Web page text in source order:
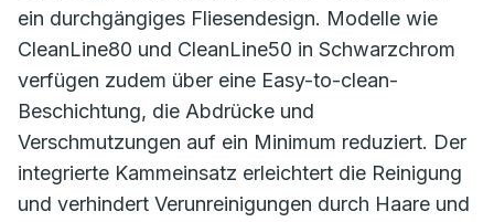
ein durchgängiges Fliesendesign. Modelle wie
CleanLine80 und CleanLine50 in Schwarzchrom
verfügen zudem über eine Easy-to-clean-
Beschichtung, die Abdrücke und
Verschmutzungen auf ein Minimum reduziert. Der
integrierte Kammeinsatz erleichtert die Reinigung
und verhindert Verunreinigungen durch Haare und